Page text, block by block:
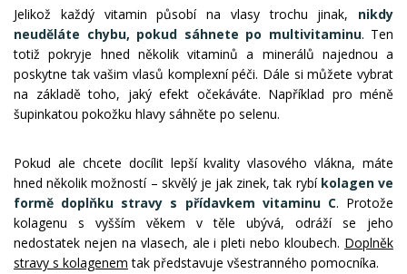
Jelikož každý vitamin působí na vlasy trochu jinak, nikdy
neuděláte chybu, pokud sáhnete po multivitaminu. Ten
totiž pokryje hned několik vitaminů a minerálů najednou a
poskytne tak vašim vlasů komplexní péči. Dále si můžete vybrat
na základě toho, jaký efekt očekáváte. Například pro méně
šupinkatou pokožku hlavy sáhněte po selenu.
Pokud ale chcete docílit lepší kvality vlasového vlákna, máte
hned několik možností – skvělý je jak zinek, tak rybí kolagen ve
formě doplňku stravy s přídavkem vitaminu C. Protože
kolagenu s vyšším věkem v těle ubývá, odráží se jeho
nedostatek nejen na vlasech, ale i pleti nebo kloubech. Doplněk
stravy s kolagenem tak představuje všestranného pomocníka.